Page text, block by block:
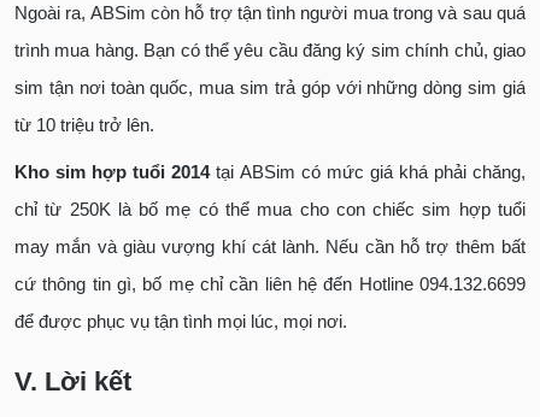
Ngoài ra, ABSim còn hỗ trợ tận tình người mua trong và sau quá
trình mua hàng. Bạn có thể yêu cầu đăng ký sim chính chủ, giao
sim tận nơi toàn quốc, mua sim trả góp với những dòng sim giá
từ 10 triệu trở lên.
Kho sim hợp tuổi 2014tại ABSim có mức giá khá phải chăng,
chỉ từ 250K là bố mẹ có thể mua cho con chiếc sim hợp tuổi
may mắn và giàu vượng khí cát lành. Nếu cần hỗ trợ thêm bất
cứ thông tin gì, bố mẹ chỉ cần liên hệ đến Hotline 094.132.6699
để được phục vụ tận tình mọi lúc, mọi nơi.
V. Lời kết